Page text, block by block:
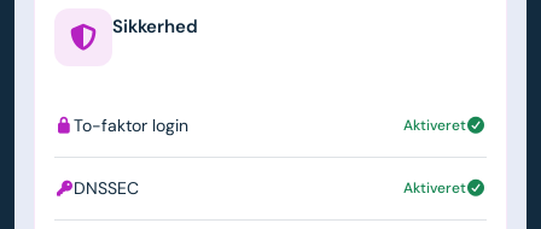
Sikkerhed
To-faktor login Aktiveret
DNSSEC Aktiveret